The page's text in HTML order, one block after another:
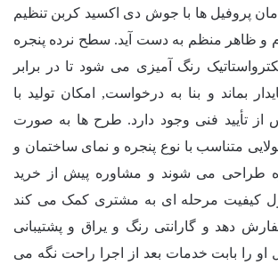
پروفیل ها با جوش دی اکسید کربن تنظیم
و ظاهر منظم به دست آید. سطح نرده پنجره
رنگ آمیزی می شود تا در برابر
بماند و بنا به درخواست, امکان تولید با
از تأیید فنی وجود دارد. طرح ها به صورت
متناسب با نوع پنجره و نمای ساختمان و
طراحی می شوند و مشاوره پیش از خرید
کیفیت مرحله ای به مشتری کمک می کند
دهد و گارانتی رنگ و یراق و پشتیبانی
را بابت خدمات بعد از اجرا راحت نگه می